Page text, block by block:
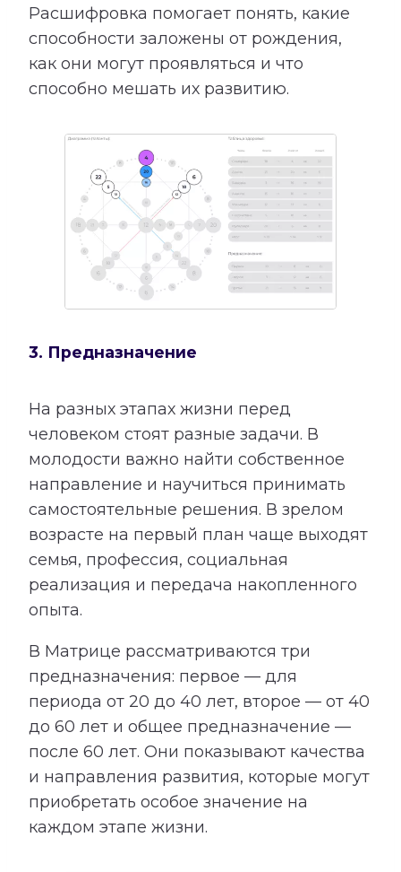
Расшифровка помогает понять, какие
способности заложены от рождения,
как они могут проявляться и что
способно мешать их развитию.
3. Предназначение
На разных этапах жизни перед
человеком стоят разные задачи. В
молодости важно найти собственное
направление и научиться принимать
самостоятельные решения. В зрелом
возрасте на первый план чаще выходят
семья, профессия, социальная
реализация и передача накопленного
опыта.
В Матрице рассматриваются три
предназначения: первое — для
периода от 20 до 40 лет, второе — от 40
до 60 лет и общее предназначение —
после 60 лет. Они показывают качества
и направления развития, которые могут
приобретать особое значение на
каждом этапе жизни.